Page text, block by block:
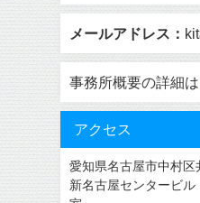
メールアドレス：
事務所概要の詳細は
アクセス
愛知県名古屋市中村区
新名古屋センタービ